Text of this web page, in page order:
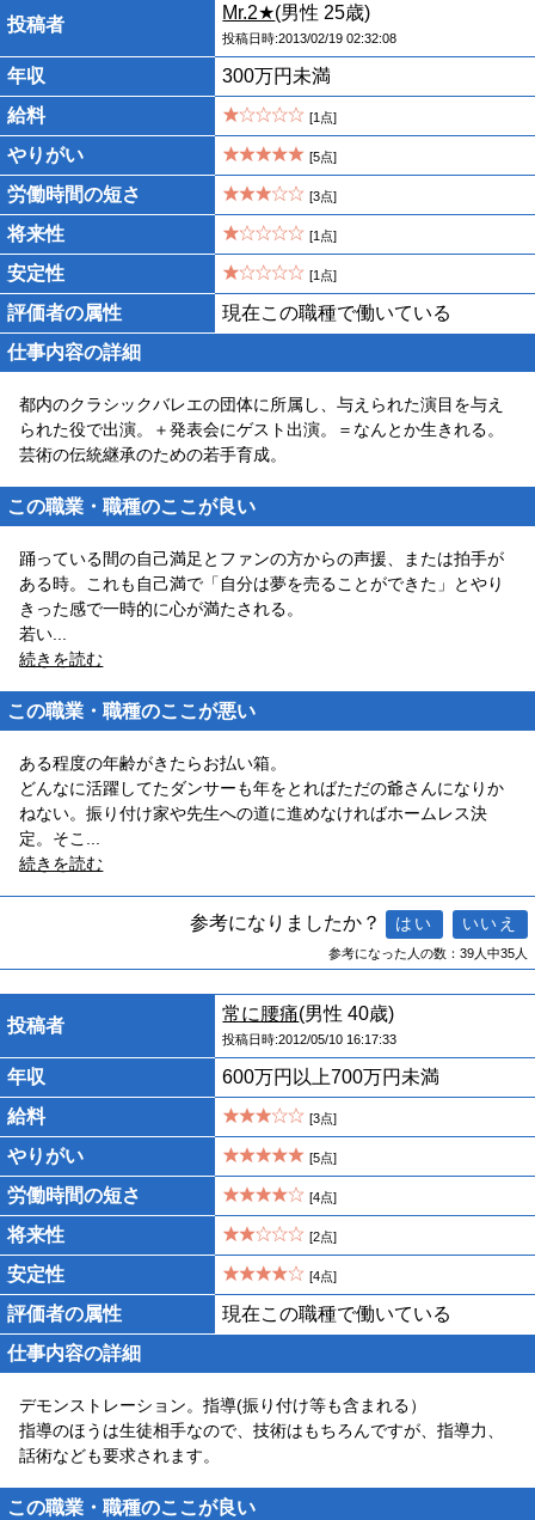
投稿者
Mr.2★(男性 25歳)
投稿日時:2013/02/19 02:32:08
年収
300万円未満
給料
[1点]
やりがい [5点]
労働時間の短さ [3点]
将来性 [1点]
安定性 [1点]
評価者の属性
現在この職種で働いている
仕事内容の詳細
都内のクラシックバレエの団体に所属し、与えられた演目を与え
られた役で出演。＋発表会にゲスト出演。＝なんとか生きれる。
芸術の伝統継承のための若手育成。
この職業・職種のここが良い
踊っている間の自己満足とファンの方からの声援、または拍手が
ある時。これも自己満で「自分は夢を売ることができた」とやり
きった感で一時的に心が満たされる。
若い
続きを読む
この職業・職種のここが悪い
ある程度の年齢がきたらお払い箱。
どんなに活躍してたダンサーも年をとればただの爺さんになりか
ねない。振り付け家や先生への道に進めなければホームレス決
定。そこ
続きを読む
参考になりましたか？
参考になった人の数：39人中35人
投稿者
常に腰痛(男性 40歳)
投稿日時:2012/05/10 16:17:33
年収
600万円以上700万円未満
給料
[3点]
やりがい [5点]
労働時間の短さ [4点]
将来性 [2点]
安定性 [4点]
評価者の属性
現在この職種で働いている
仕事内容の詳細
デモンストレーション。指導(振り付け等も含まれる）
指導のほうは生徒相手なので、技術はもちろんですが、指導力、
話術なども要求されます。
この職業・職種のここが良い